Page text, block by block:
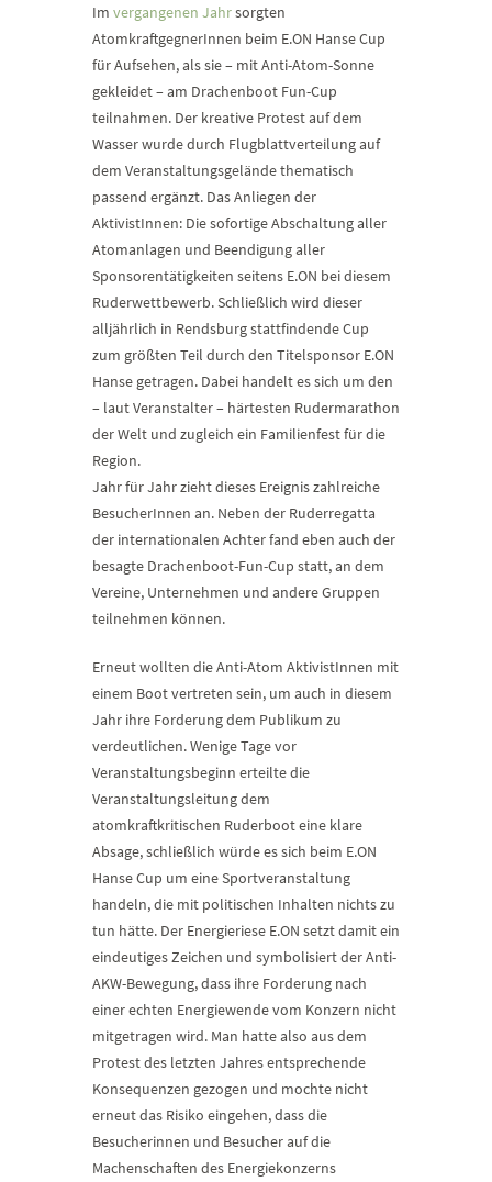
Im vergangenen Jahrsorgten
AtomkraftgegnerInnen beim E.ON Hanse Cup
für Aufsehen, als sie – mit Anti-Atom-Sonne
gekleidet – am Drachenboot Fun-Cup
teilnahmen. Der kreative Protest auf dem
Wasser wurde durch Flugblattverteilung auf
dem Veranstaltungsgelände thematisch
passend ergänzt. Das Anliegen der
AktivistInnen: Die sofortige Abschaltung aller
Atomanlagen und Beendigung aller
Sponsorentätigkeiten seitens E.ON bei diesem
Ruderwettbewerb. Schließlich wird dieser
alljährlich in Rendsburg stattfindende Cup
zum größten Teil durch den Titelsponsor E.ON
Hanse getragen. Dabei handelt es sich um den
– laut Veranstalter – härtesten Rudermarathon
der Welt und zugleich ein Familienfest für die
Region.
Jahr für Jahr zieht dieses Ereignis zahlreiche
BesucherInnen an. Neben der Ruderregatta
der internationalen Achter fand eben auch der
besagte Drachenboot-Fun-Cup statt, an dem
Vereine, Unternehmen und andere Gruppen
teilnehmen können.
Erneut wollten die Anti-Atom AktivistInnen mit
einem Boot vertreten sein, um auch in diesem
Jahr ihre Forderung dem Publikum zu
verdeutlichen. Wenige Tage vor
Veranstaltungsbeginn erteilte die
Veranstaltungsleitung dem
atomkraftkritischen Ruderboot eine klare
Absage, schließlich würde es sich beim E.ON
Hanse Cup um eine Sportveranstaltung
handeln, die mit politischen Inhalten nichts zu
tun hätte. Der Energieriese E.ON setzt damit ein
eindeutiges Zeichen und symbolisiert der Anti-
AKW-Bewegung, dass ihre Forderung nach
einer echten Energiewende vom Konzern nicht
mitgetragen wird. Man hatte also aus dem
Protest des letzten Jahres entsprechende
Konsequenzen gezogen und mochte nicht
erneut das Risiko eingehen, dass die
Besucherinnen und Besucher auf die
Machenschaften des Energiekonzerns